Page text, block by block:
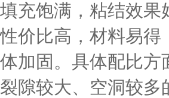
填充饱满，粘结效果
性价比高，材料易得
体加固。具体配比方
裂隙较大、空洞较多